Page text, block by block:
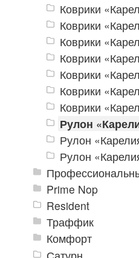
Коврики
Коврики
Коврики
Коврики
Коврики
Коврики
Коврики
Рулон
Рулон
Рулон
Prime Nop
Resident
Траффик
Комфорт